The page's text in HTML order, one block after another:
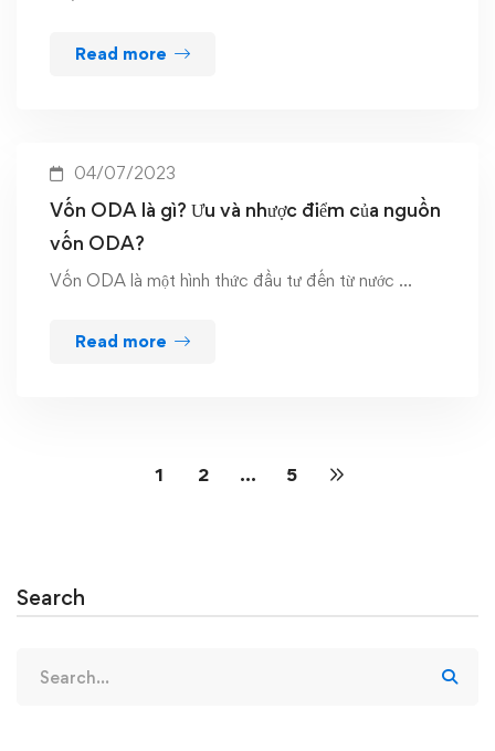
Read more
04/07/2023
Vốn ODA là gì? Ưu và nhược điểm của nguồn
vốn ODA?
Vốn ODA là một hình thức đầu tư đến từ nước …
Read more
1 2 … 5
Search
for: